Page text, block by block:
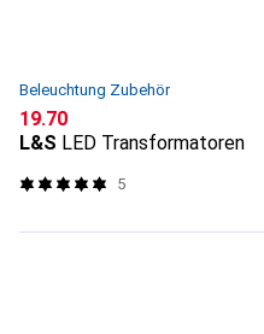
Beleuchtung Zubehör
CHF
19.70
L&S LED Transformatoren
5